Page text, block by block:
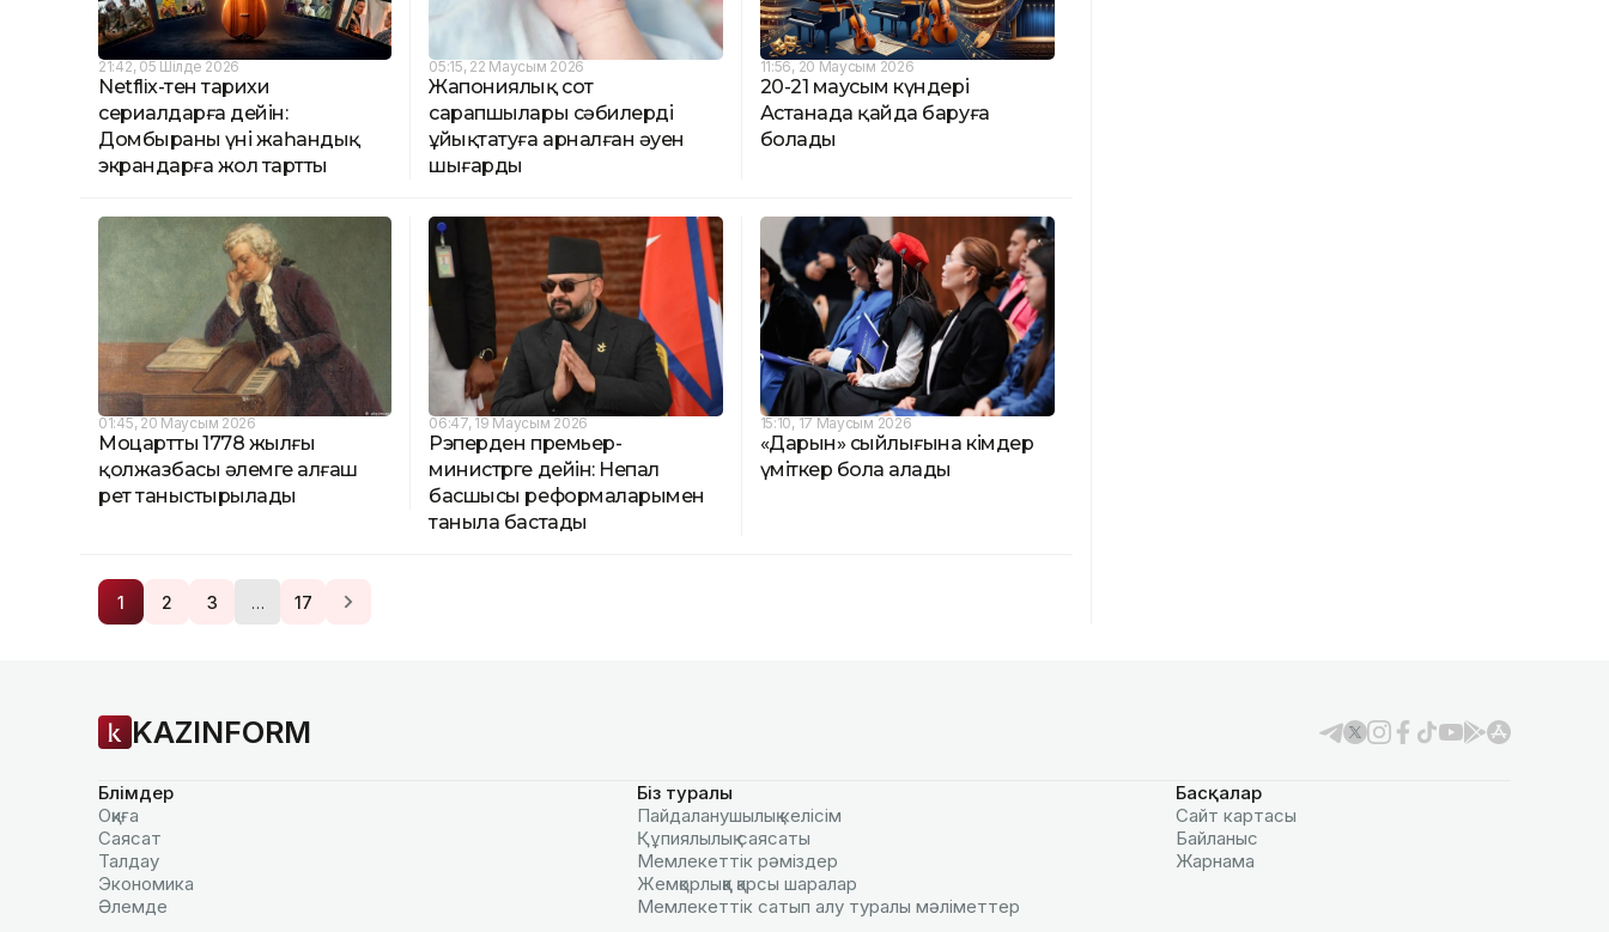
21:42, 05 Шілде 2026
Netflix-тен тарихи
сериалдарға дейін:
Домбыраның үні жаһандық
экрандарға жол тартты
05:15, 22 Маусым 2026
Жапониялық сот
сарапшылары сәбилерді
ұйықтатуға арналған әуен
шығарды
11:56, 20 Маусым 2026
20-21 маусым күндері
Астанада қайда баруға
болады
01:45, 20 Маусым 2026
Моцарттың 1778 жылғы
қолжазбасы әлемге алғаш
рет таныстырылады
06:47, 19 Маусым 2026
Рэперден премьер-
министрге дейін: Непал
басшысы реформаларымен
таныла бастады
15:10, 17 Маусым 2026
«Дарын» сыйлығына кімдер
үміткер бола алады
1 2 3 … 17
KAZINFORM
Бөлімдер
Оқиға
Саясат
Талдау
Экономика
Әлемде
Біз туралы
Пайдаланушылық келiciм
Құпиялылық саясаты
Мемлекеттік рәміздер
Жемқорлыққа қарсы шаралар
Мемлекеттік сатып алу туралы мәлiметтер
Басқалар
Сайт картасы
Байланыс
Жарнама